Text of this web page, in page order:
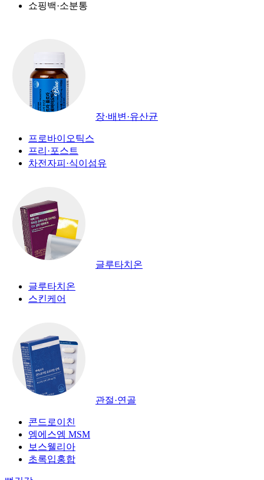
쇼핑백·소분통
장·배변·유산균
프로바이오틱스
프리·포스트
차전자피·식이섬유
글루타치온
글루타치온
스킨케어
관절·연골
콘드로이친
엠에스엠 MSM
보스웰리아
초록입홍합